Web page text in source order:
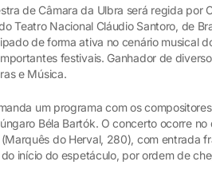
de Câmara da Ulbra será regida por
Teatro Nacional Cláudio Santoro, de
de forma ativa no cenário musical
festivais. Ganhador de
e Música.
um programa com os
Béla Bartók. O concerto ocorre
do Herval, 280), com entrada
início do espetáculo, por ordem de